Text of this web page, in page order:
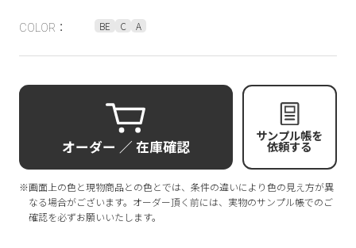
COLOR： BE C A
オーダー ／ 在庫確認
サンプル帳を
依頼する
※画面上の色と現物商品との色とでは、条件の違いにより色の見え方が異
なる場合がございます。オーダー頂く前には、実物のサンプル帳でのご
確認を必ずお願いいたします。